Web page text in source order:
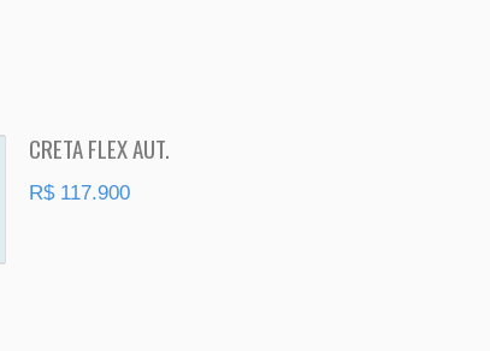
CRETA FLEX AUT.
R$ 117.900